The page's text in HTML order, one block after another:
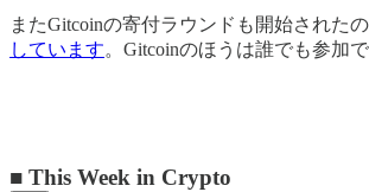
またGitcoinの寄付ラウンドも開始された
しています。Gitcoinのほうは誰でも参加で
■ This Week in Crypto